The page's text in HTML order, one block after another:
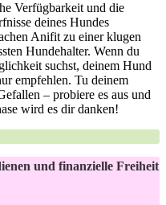
Verfügbarkeit und⁤ die
‌deines Hundes
Anifit zu einer ⁤klugen
Hundehalter. Wenn du‌
suchst, deinem⁤ Hund
empfehlen. Tu deinem
– probiere es aus und
‌wird es ⁣dir ⁤danken!
und finanzielle Freiheit